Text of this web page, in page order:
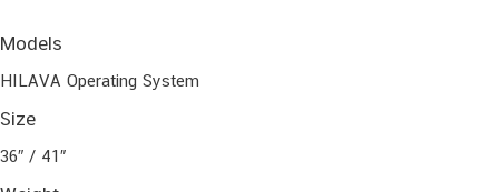
Models
HILAVA Operating System
Size
36″ / 41″